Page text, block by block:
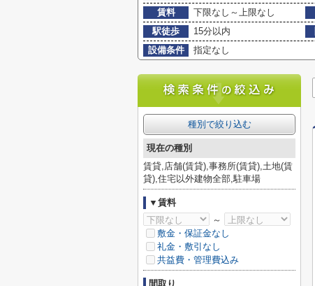
賃料
下限なし～上限なし
駅徒歩
15分以内
設備条件
指定なし
種別で絞り込む
現在の種別
賃貸,店舗(賃貸),事務所(賃貸),土地(賃
貸),住宅以外建物全部,駐車場
▼賃料
～
敷金・保証金なし
礼金・敷引なし
共益費・管理費込み
間取り